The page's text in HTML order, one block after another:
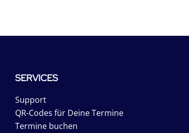
SERVICES
Support
QR-Codes für Deine Termine
Termine buchen